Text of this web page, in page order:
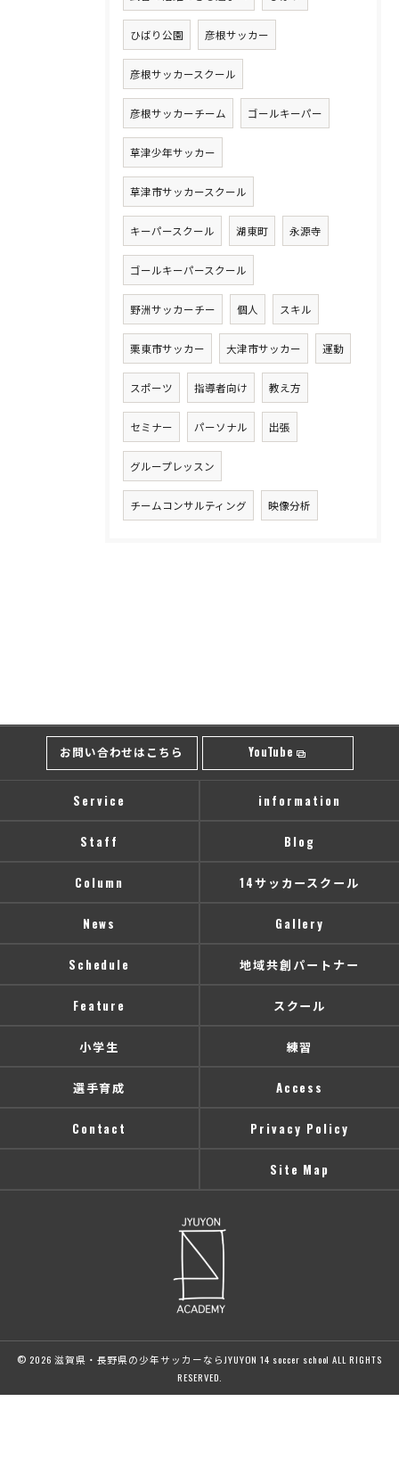
ひばり公園 彦根サッカー
彦根サッカースクール
彦根サッカーチーム ゴールキーパー
草津少年サッカー
草津市サッカースクール
キーパースクール 湖東町 永源寺
ゴールキーパースクール
野洲サッカーチー 個人 スキル
栗東市サッカー 大津市サッカー 運動
スポーツ 指導者向け 教え方
セミナー パーソナル 出張
グループレッスン
チームコンサルティング 映像分析
お問い合わせはこちら YouTube
Service information
Staff Blog
Column 14サッカースクール
News Gallery
Schedule 地域共創パートナー
Feature スクール
小学生 練習
選手育成 Access
Contact Privacy Policy
Site Map
© 2026 滋賀県・長野県の少年サッカーならJYUYON 14 soccer school ALL RIGHTS
RESERVED.